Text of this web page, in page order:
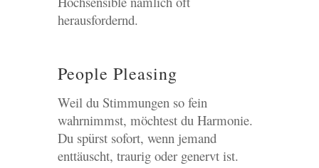
herausfordernd.
People Pleasing
Weil du Stimmungen so fein
wahrnimmst, möchtest du Harmonie.
Du spürst sofort, wenn jemand
enttäuscht, traurig oder genervt ist.